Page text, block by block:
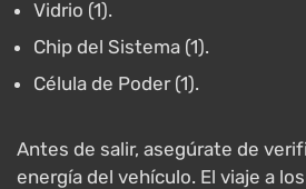
Vidrio (1).
Chip del Sistema (1).
Célula de Poder (1).
Antes de salir, asegúrate de
energía del vehículo. El viaje a